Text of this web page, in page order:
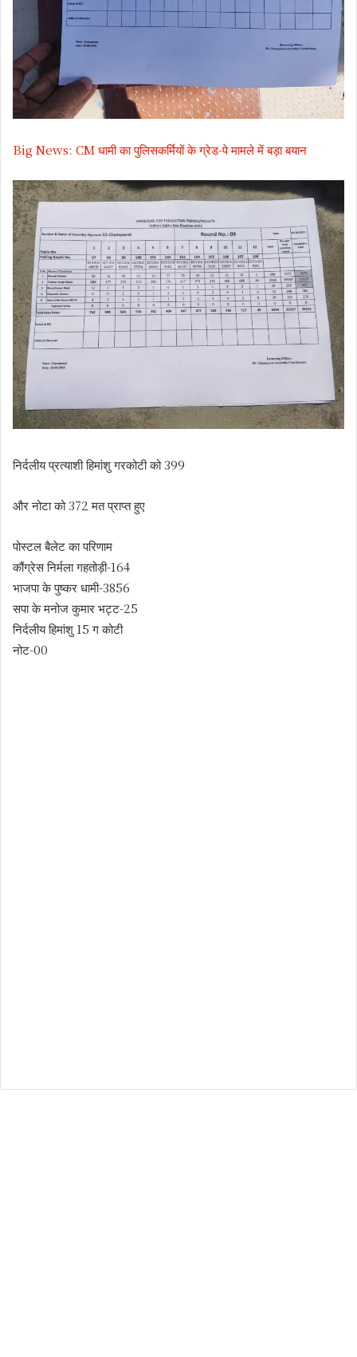
Big News: CM धामी का पुलिसकर्मियों के ग्रेड-पे मामले में बड़ा बयान
निर्दलीय प्रत्याशी हिमांशु गरकोटी को 399
और नोटा को 372 मत प्राप्त हुए
पोस्टल बैलेट का परिणाम
कौंग्रेस निर्मला गहतोड़ी-164
भाजपा के पुष्कर धामी-3856
सपा के मनोज कुमार भट्ट-25
निर्दलीय हिमांशु 15 ग कोटी
नोट-00